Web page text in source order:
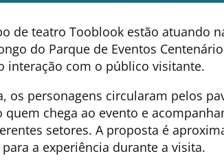
de teatro Tooblook estão atuando
do Parque de Eventos
interação com o público visitante.
os personagens circularam pelos
quem chega ao evento e
setores. A proposta é
a experiência durante a visita.